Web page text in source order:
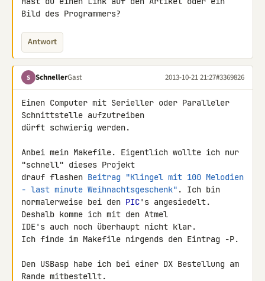
Bild des Programmers?
Antwort
S SchnellerGast 2013-10-21 21:27#3369826
Einen Computer mit Serieller oder Paralleler
Schnittstelle aufzutreiben
dürft schwierig werden.
Anbei mein Makefile. Eigentlich wollte ich nur
"schnell" dieses Projekt
drauf flashen Beitrag "Klingel mit 100 Melodien
- last minute Weihnachtsgeschenk" . Ich bin
normalerweise bei den PIC's angesiedelt.
Deshalb komme ich mit den Atmel
IDE's auch noch überhaupt nicht klar.
Ich finde im Makefile nirgends den Eintrag -P.
Den USBasp habe ich bei einer DX Bestellung am